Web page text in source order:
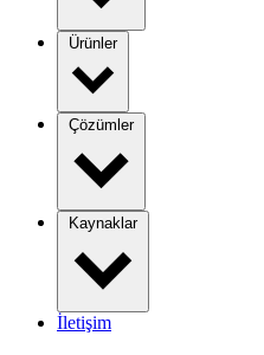
Ürünler
Çözümler
Kaynaklar
İletişim